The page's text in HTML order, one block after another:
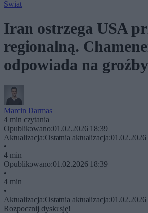
Świat
Iran ostrzega USA
regionalną.
odpowiada na
Marcin Darmas
4 min czytania
Opublikowano:01.02.2026 18:39
Aktualizacja:Ostatnia aktualizacja:01.02.2026
•
4 min
Opublikowano:01.02.2026 18:39
•
4 min
•
Aktualizacja:Ostatnia aktualizacja:01.02.2026
Rozpocznij dyskusję!